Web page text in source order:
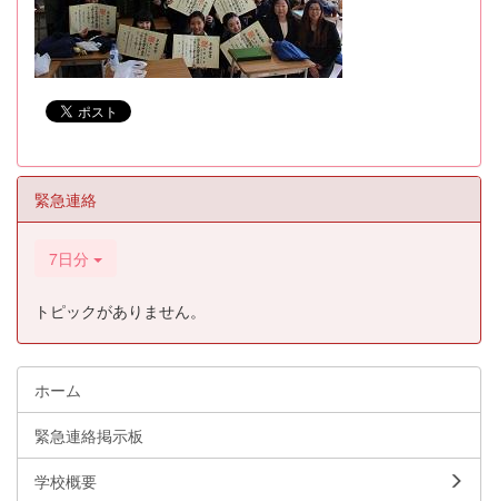
緊急連絡
7日分
トピックがありません。
ホーム
緊急連絡掲示板
学校概要